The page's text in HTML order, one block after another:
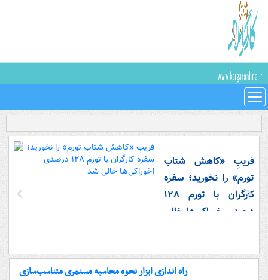
فریبِ «کاهش شتاب
تورم» را نخورید؛ سفره
کارگران با تورم ۱۲۸
درصدی خوراکی‌ها خالی
راه اندازی ابزار نحوه محاسبه مستمری متناسب‌سازی